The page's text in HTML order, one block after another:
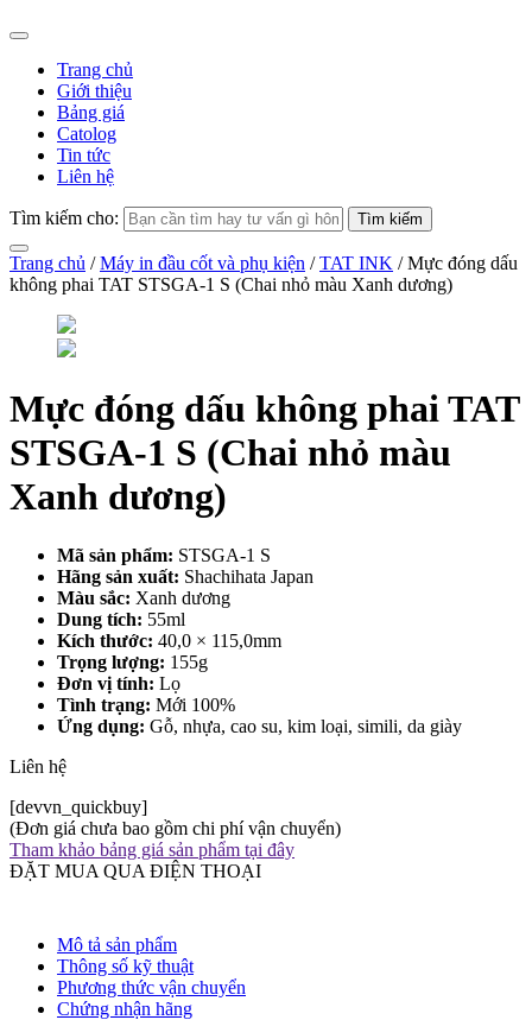
Trang chủ
Giới thiệu
Bảng giá
Catolog
Tin tức
Liên hệ
Tìm kiếm cho:
Trang chủ /Máy in đầu cốt và phụ kiện /TAT INK / Mực đóng dấu
không phai TAT STSGA-1 S (Chai nhỏ màu Xanh dương)
Mực đóng dấu không phai TAT
STSGA-1 S (Chai nhỏ màu
Xanh dương)
Mã sản phẩm: STSGA-1 S
Hãng sản xuất: Shachihata Japan
Màu sắc: Xanh dương
Dung tích: 55ml
Kích thước: 40,0 × 115,0mm
Trọng lượng: 155g
Đơn vị tính: Lọ
Tình trạng: Mới 100%
Ứng dụng: Gỗ, nhựa, cao su, kim loại, simili, da giày
Liên hệ
[devvn_quickbuy]
(Đơn giá chưa bao gồm chi phí vận chuyển)
Tham khảo bảng giá sản phẩm tại đây
ĐẶT MUA QUA ĐIỆN THOẠI
Mô tả sản phẩm
Thông số kỹ thuật
Phương thức vận chuyển
Chứng nhận hãng